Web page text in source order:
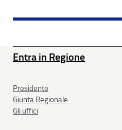
Entra in Regione
Presidente
Giunta Regionale
Gli uffici